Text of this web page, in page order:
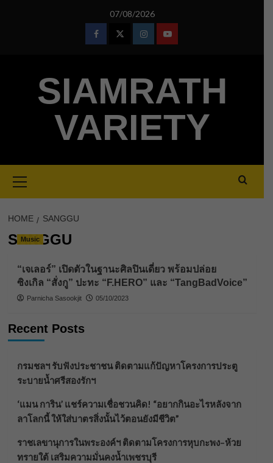
07/08/2026
FacebookTwitterInstagramYoutube
SIAMRATH
VARIETY
Menu
HOME SANGGU
SANGGU
Music
“เจเลอร์” เปิดตัวในฐานะศิลปินเดี่ยว พร้อมปล่อย
ซิงเกิล “สั่งกู” ปะทะ “F.HERO” และ “TangBadVoice”
Parnicha Sasookjit 05/10/2023
Recent Posts
กรมชลฯ รับฟังประชาชน ติดตามแก้ปัญหาโครงการประตู
ระบายน้ำศรีสองรักฯ
‘แมน การิน’ แชร์ความเชื่อชวนคิด! “อยากกินอะไรหลังจาก
ลาโลกนี้ ให้ใส่บาตรสิ่งนั้นไว้ตอนยังมีชีวิต”
ราชเลขานุการในพระองค์ฯ ติดตามโครงการหุบกะพง–ห้วย
ทรายใต้ เสริมความมั่นคงน้ำเพชรบุรี